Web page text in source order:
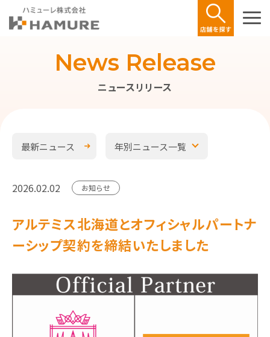
ニュースリリース
News Release
最新ニュース 年別ニュース一覧
2026.02.02 お知らせ
アルテミス北海道とオフィシャルパートナ
ーシップ契約を締結いたしました